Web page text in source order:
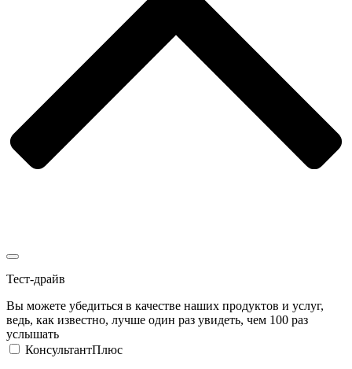
Тест-драйв
Вы можете убедиться в качестве наших продуктов и услуг,
ведь, как известно, лучше один раз увидеть, чем 100 раз
услышать
КонсультантПлюс